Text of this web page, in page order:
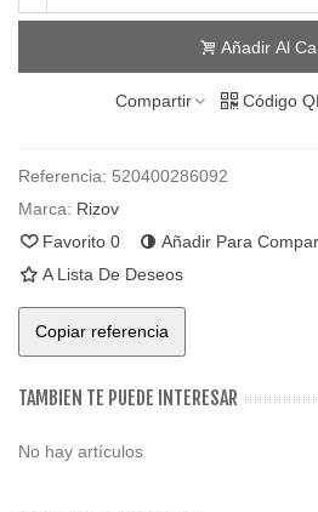
Añadir Al
Compartir Código
Referencia: 520400286092
Marca: Rizov
Favorito 0 Añadir Para
A Lista De Deseos
Copiar referencia
TAMBIEN TE PUEDE INTERESAR
No hay artículos